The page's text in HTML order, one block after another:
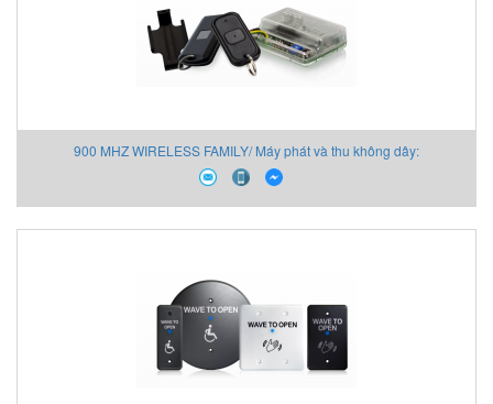
900 MHZ WIRELESS FAMILY/ Máy phát và thu không dây: